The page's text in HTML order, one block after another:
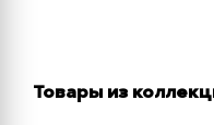
Товары из